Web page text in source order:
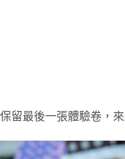
保留最後一張體驗卷，